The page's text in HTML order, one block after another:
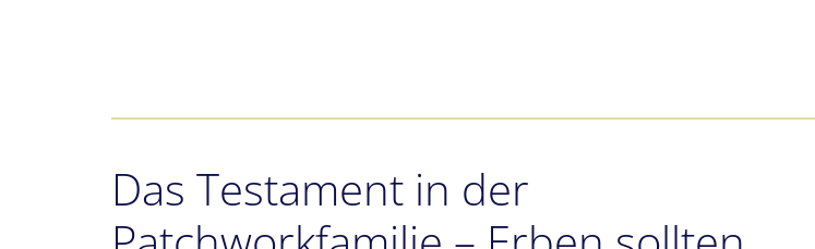
Das Testament in der